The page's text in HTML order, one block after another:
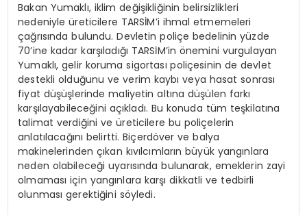
Bakan Yumaklı, iklim değişikliğinin belirsizlikleri
nedeniyle üreticilere TARSİM’i ihmal etmemeleri
çağrısında bulundu. Devletin poliçe bedelinin yüzde
70’ine kadar karşıladığı TARSİM’in önemini vurgulayan
Yumaklı, gelir koruma sigortası poliçesinin de devlet
destekli olduğunu ve verim kaybı veya hasat sonrası
fiyat düşüşlerinde maliyetin altına düşülen farkı
karşılayabileceğini açıkladı. Bu konuda tüm teşkilatına
talimat verdiğini ve üreticilere bu poliçelerin
anlatılacağını belirtti. Biçerdöver ve balya
makinelerinden çıkan kıvılcımların büyük yangınlara
neden olabileceği uyarısında bulunarak, emeklerin zayi
olmaması için yangınlara karşı dikkatli ve tedbirli
olunması gerektiğini söyledi.